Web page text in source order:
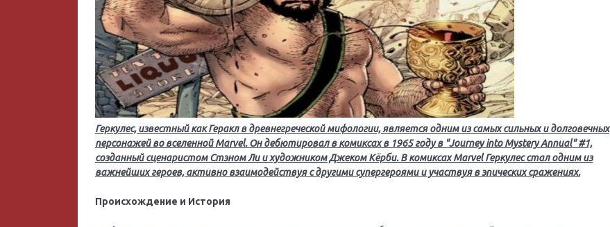
Геркулес, известный как Геракл в древнегреческой мифологии, является одним из самых сильных и долговечных
персонажей во вселенной Marvel. Он дебютировал в комиксах в 1965 году в "Journey into Mystery Annual" #1,
созданный сценаристом Стэном Ли и художником Джеком Кёрби. В комиксах Marvel Геркулес стал одним из
важнейших героев, активно взаимодействуя с другими супергероями и участвуя в эпических сражениях.
Происхождение и История